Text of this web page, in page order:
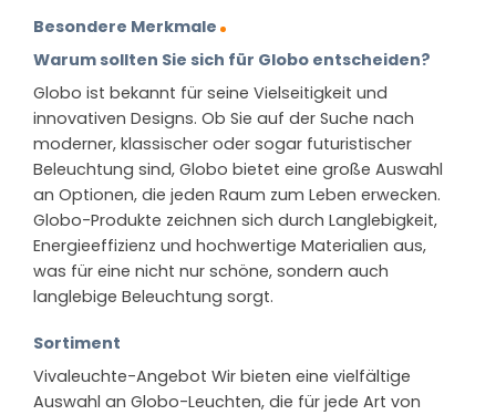
Besondere Merkmale
Warum sollten Sie sich für Globo entscheiden?
Globo ist bekannt für seine Vielseitigkeit und
innovativen Designs. Ob Sie auf der Suche nach
moderner, klassischer oder sogar futuristischer
Beleuchtung sind, Globo bietet eine große Auswahl
an Optionen, die jeden Raum zum Leben erwecken.
Globo-Produkte zeichnen sich durch Langlebigkeit,
Energieeffizienz und hochwertige Materialien aus,
was für eine nicht nur schöne, sondern auch
langlebige Beleuchtung sorgt.
Sortiment
Vivaleuchte-Angebot Wir bieten eine vielfältige
Auswahl an Globo-Leuchten, die für jede Art von